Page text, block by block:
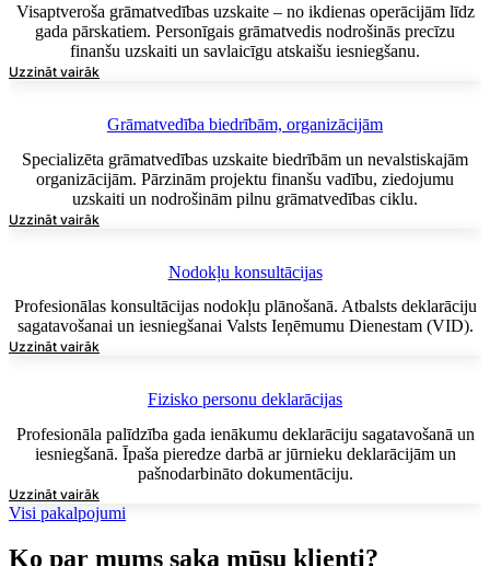
Visaptveroša grāmatvedības uzskaite – no ikdienas operācijām līdz
gada pārskatiem. Personīgais grāmatvedis nodrošinās precīzu
finanšu uzskaiti un savlaicīgu atskaišu iesniegšanu.
Uzzināt vairāk
Grāmatvedība biedrībām, organizācijām
Specializēta grāmatvedības uzskaite biedrībām un nevalstiskajām
organizācijām. Pārzinām projektu finanšu vadību, ziedojumu
uzskaiti un nodrošinām pilnu grāmatvedības ciklu.
Uzzināt vairāk
Nodokļu konsultācijas
Profesionālas konsultācijas nodokļu plānošanā. Atbalsts deklarāciju
sagatavošanai un iesniegšanai Valsts Ieņēmumu Dienestam (VID).
Uzzināt vairāk
Fizisko personu deklarācijas
Profesionāla palīdzība gada ienākumu deklarāciju sagatavošanā un
iesniegšanā. Īpaša pieredze darbā ar jūrnieku deklarācijām un
pašnodarbināto dokumentāciju.
Uzzināt vairāk
Visi pakalpojumi
Ko par mums saka mūsu klienti?